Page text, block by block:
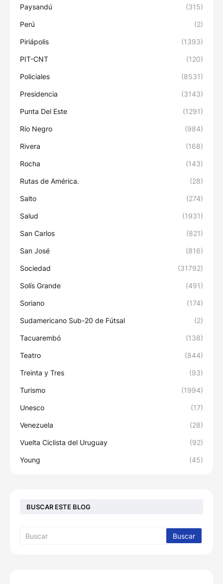
Paysandú (315)
Perú (2)
Piriápolis (1393)
PIT-CNT (120)
Policiales (8531)
Presidencia (3143)
Punta Del Este (1291)
Río Negro (984)
Rivera (168)
Rocha (143)
Rutas de América. (28)
Salto (274)
Salud (1931)
San Carlos (821)
San José (816)
Sociedad (31792)
Solís Grande (491)
Soriano (174)
Sudamericano Sub-20 de Fútsal (2)
Tacuarembó (138)
Teatro (844)
Treinta y Tres (93)
Turismo (1994)
Unesco (17)
Venezuela (28)
Vuelta Ciclista del Uruguay (92)
Young (45)
BUSCAR ESTE BLOG